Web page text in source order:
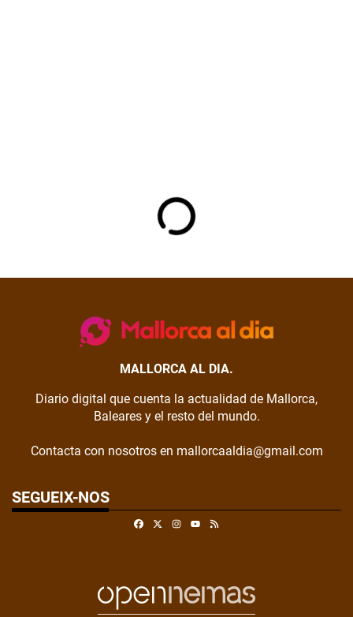
MALLORCA AL DIA.
Diario digital que cuenta la actualidad de Mallorca,
Baleares y el resto del mundo.
Contacta con nosotros en mallorcaaldia@gmail.com
SEGUEIX-NOS
FacebookInstagram